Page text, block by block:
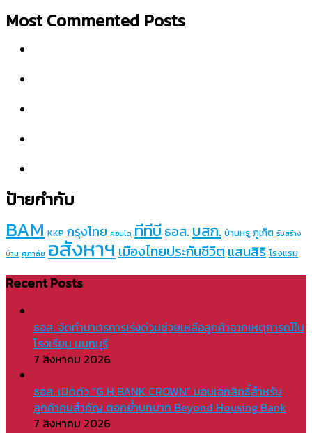
Most Commented Posts
ป้ายกำกับ
BAM KKP กรุงไทย คอนโด ทีทีบีธอส. บสก. บ้านหรู ภูเก็ต รับสร้าง
บ้าน ศุภาลัย อสังหาฯเมืองไทยประกันชีวิต แสนสิริ โรงแรม
Recent Posts
ธอส. จัดทำมาตรการเร่งด่วนช่วยเหลือลูกค้าจากเหตุการณ์ใน
โรงเรียน นนทบุรี
7 สิงหาคม 2026
ธอส. เปิดตัว “G H BANK CROWN” มอบเอกสิทธิ์สำหรับ
ลูกค้าคนสำคัญ ตอกย้ำบทบาท Beyond Housing Bank
7 สิงหาคม 2026